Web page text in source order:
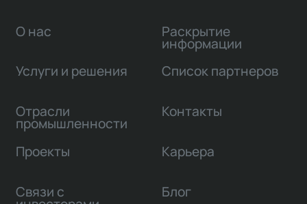
О нас
Услуги и решения
Отрасли
промышленности
Проекты
Связи с
Раскрытие
информации
Список партнеров
Контакты
Карьера
Блог